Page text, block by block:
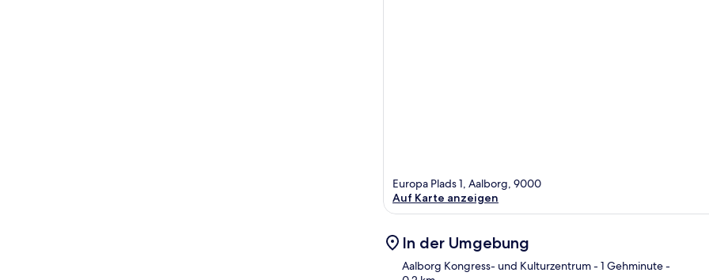
Europa Plads 1, Aalborg, 9000
Auf Karte anzeigen
In der Umgebung
Aalborg Kongress- und Kulturzentrum- 1 Gehminute-